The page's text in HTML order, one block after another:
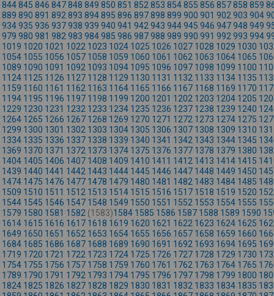
844845 846 847848 849 850 851 852 853 854855 856 857858 859
889 890 891 892 893 894895 896 897898 899 900 901 902 903 904
934935 936 937938 939 940 941 942 943 944945 946 947948 949
979 980 981 982 983 984985 986 987988 989 990 991 992 993 994
1019 1020 1021 1022 1023 1024 1025 1026 1027 1028 1029 1030
1054 1055 1056 1057 1058 1059 1060 1061 1062 1063 1064 1065
1089 1090 1091 1092 1093 1094 1095 1096 1097 1098 1099 1100
1124 1125 1126 1127 1128 1129 1130 1131 1132 1133 1134 1135
1159 1160 1161 1162 1163 1164 1165 1166 1167 1168 1169 1170
1194 1195 1196 1197 1198 1199 1200 1201 1202 1203 1204 1205
1229 1230 1231 1232 1233 1234 1235 1236 1237 1238 1239 1240
1264 1265 1266 1267 1268 1269 1270 1271 1272 1273 1274 1275
1299 1300 1301 1302 1303 1304 1305 1306 1307 1308 1309 1310
1334 1335 1336 1337 1338 1339 1340 1341 1342 1343 1344 1345
1369 1370 1371 1372 1373 1374 1375 1376 1377 1378 1379 1380
1404 1405 1406 1407 1408 1409 1410 1411 1412 1413 1414 1415
1439 1440 1441 1442 1443 1444 1445 1446 1447 1448 1449 1450
1474 1475 1476 1477 1478 1479 1480 1481 1482 1483 1484 1485
1509 1510 1511 1512 1513 1514 1515 1516 1517 1518 1519 1520
1544 1545 1546 1547 1548 1549 1550 1551 1552 1553 1554 1555
1579 1580 1581 1582 (1583)1584 1585 1586 1587 1588 1589 1590
1614 1615 1616 1617 1618 1619 1620 1621 1622 1623 1624 1625
1649 1650 1651 1652 1653 1654 1655 1656 1657 1658 1659 1660
1684 1685 1686 1687 1688 1689 1690 1691 1692 1693 1694 1695
1719 1720 1721 1722 1723 1724 1725 1726 1727 1728 1729 1730
1754 1755 1756 1757 1758 1759 1760 1761 1762 1763 1764 1765
1789 1790 1791 1792 1793 1794 1795 1796 1797 1798 1799 1800
1824 1825 1826 1827 1828 1829 1830 1831 1832 1833 1834 1835